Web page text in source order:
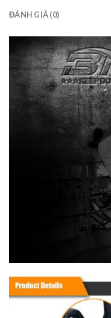
ĐÁNH GIÁ (0)